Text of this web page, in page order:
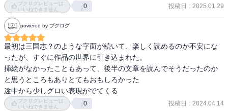
し初見時の感動は感動であったので、「時間を置いて」読み返した
くなるというべきか。
アジテーションに利用される遺物、という話から始まることもあ
り、現実的な話かと思いきや、娯楽小説とされる作中作が思ったよ
りファンタジーにすっ飛んでいき、しかもそれが何らかの比喩でも
なんでもなく、恐らくは作中の歴史の真の姿であるというのは意外
だった。「いくらなんでも王子多すぎやろ」「おっ、数が符合した
ってことはこれが何かのキーなのか？」「いやそういう話なんかー
い！」となって忙しいのなんの。これで作中作の文体も違ったりし
たら面白い反面、読むのが大変だったろうが、ある人物が訳してま
ブクログレビューは
いいねできません
0 投稿日 : 2025.01.29
powered by ブクログ
最初は三国志？のような字面が続いて、楽しく読めるのか不安にな
ったが、すぐに作品の世界に引き込まれた。
挿絵がなかったこともあって、後半の文章を読んでそうだったのか
と思うところもありとてもおもしろかった
途中から少しグロい表現がでてくる
ブクログレビューは
いいねできません
0 投稿日 : 2024.04.14